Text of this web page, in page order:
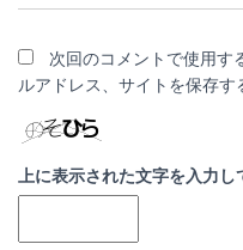
次回のコメントで使用す
ルアドレス、サイトを保存す
上に表示された文字を入力し